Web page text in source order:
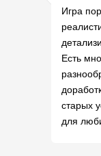
Игра
Есть
старых
для